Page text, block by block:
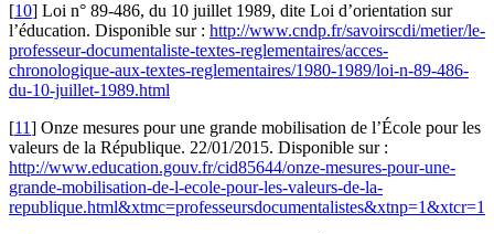
[10] Loi n° 89-486, du 10 juillet 1989, dite Loi d’orientation sur
l’éducation. Disponible sur : http://www.cndp.fr/savoirscdi/metier/le-
professeur-documentaliste-textes-reglementaires/acces-
chronologique-aux-textes-reglementaires/1980-1989/loi-n-89-486-
du-10-juillet-1989.html
[11] Onze mesures pour une grande mobilisation de l’École pour les
valeurs de la République. 22/01/2015. Disponible sur :
http://www.education.gouv.fr/cid85644/onze-mesures-pour-une-
grande-mobilisation-de-l-ecole-pour-les-valeurs-de-la-
republique.html&xtmc=professeursdocumentalistes&xtnp=1&xtcr=1